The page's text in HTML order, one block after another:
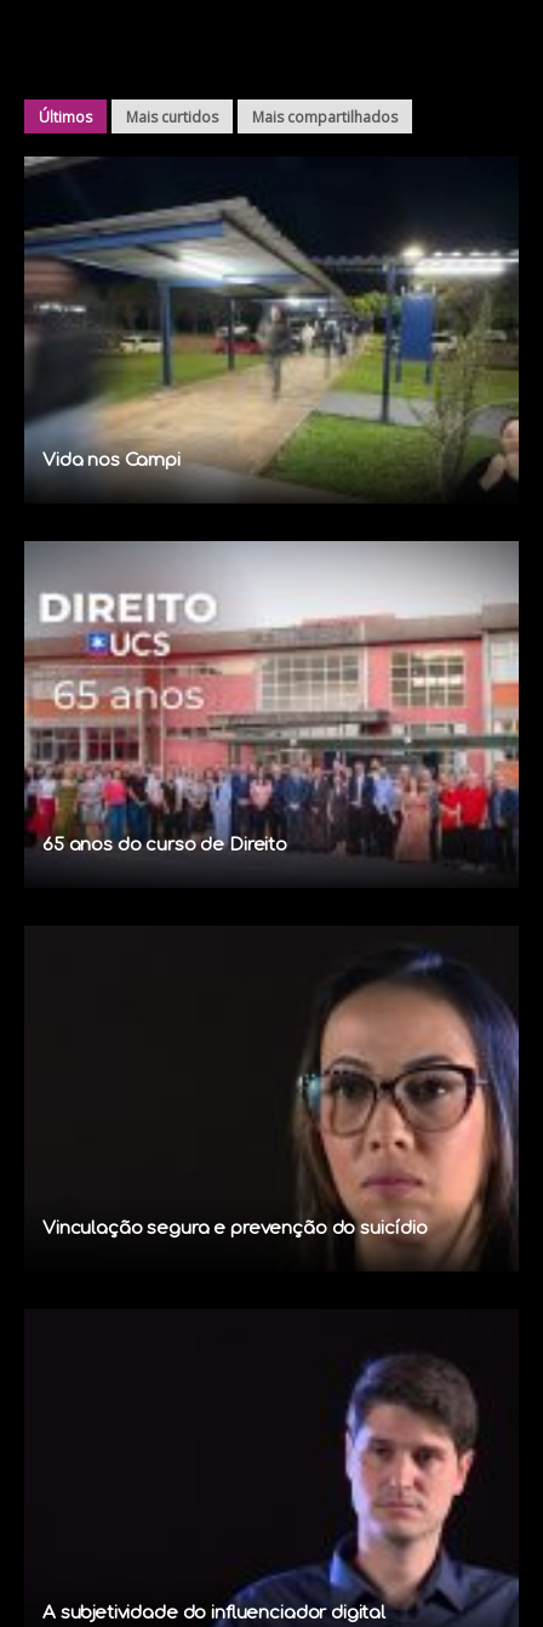
Últimos Mais curtidos Mais compartilhados
Vida nos Campi
65 anos do curso de Direito
Vinculação segura e prevenção do suicídio
A subjetividade do influenciador digital